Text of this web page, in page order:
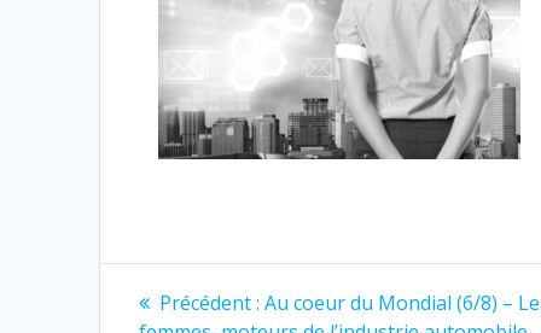
Navigation
Précédent : Article
Au coeur du Mondial (6/8) –